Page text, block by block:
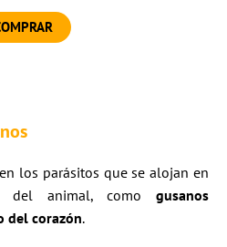
los parásitos que se alojan en
del animal, como gusanos
del corazón.